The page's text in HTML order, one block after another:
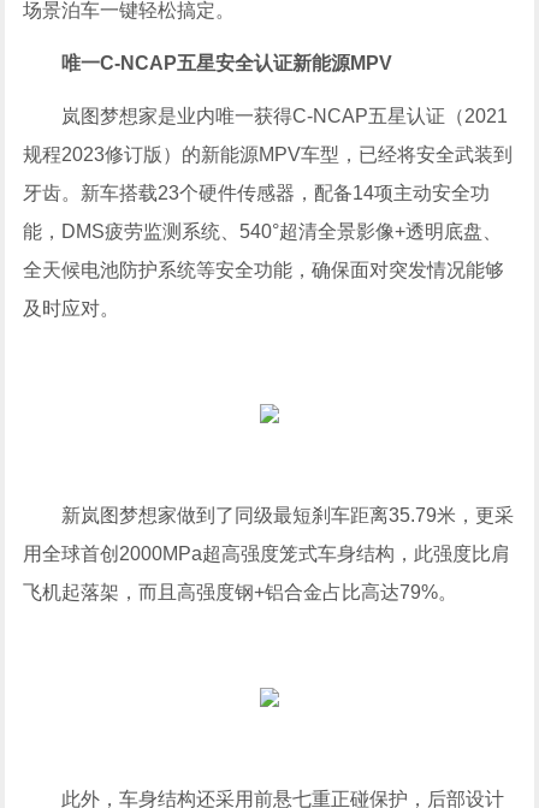
场景泊车一键轻松搞定。
唯一C-NCAP五星安全认证新能源MPV
岚图梦想家是业内唯一获得C-NCAP五星认证（2021
规程2023修订版）的新能源MPV车型，已经将安全武装到
牙齿。新车搭载23个硬件传感器，配备14项主动安全功
能，DMS疲劳监测系统、540°超清全景影像+透明底盘、
全天候电池防护系统等安全功能，确保面对突发情况能够
及时应对。
新岚图梦想家做到了同级最短刹车距离35.79米，更采
用全球首创2000MPa超高强度笼式车身结构，此强度比肩
飞机起落架，而且高强度钢+铝合金占比高达79%。
此外，车身结构还采用前悬七重正碰保护，后部设计